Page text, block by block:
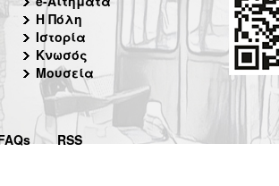
Η Πόλη
Ιστορία
Κνωσός
Μουσεία
RSS